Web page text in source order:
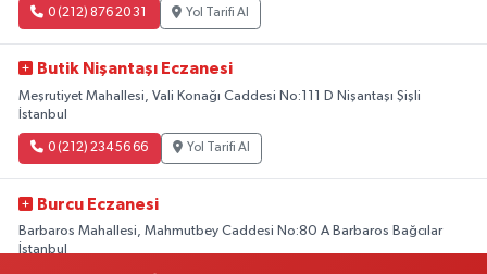
0 (212) 876 20 31 Yol Tarifi Al
Butik Nişantaşı Eczanesi
Meşrutiyet Mahallesi, Vali Konağı Caddesi No:111 D Nişantaşı Şişli
İstanbul
0 (212) 234 56 66 Yol Tarifi Al
Burcu Eczanesi
Barbaros Mahallesi, Mahmutbey Caddesi No:80 A Barbaros Bağcılar
İstanbul